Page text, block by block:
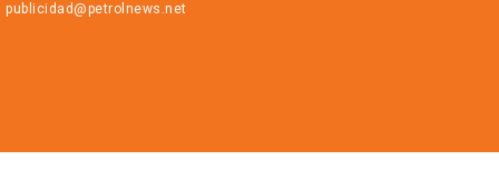
publicidad@petrolnews.net